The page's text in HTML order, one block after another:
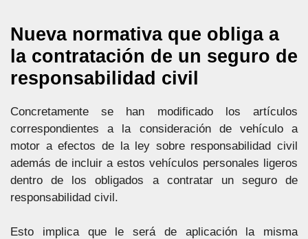
Nueva normativa que obliga a
la contratación de un seguro de
responsabilidad civil
Concretamente se han modificado los artículos
correspondientes a la consideración de vehículo a
motor a efectos de la ley sobre responsabilidad civil
además de incluir a estos vehículos personales ligeros
dentro de los obligados a contratar un seguro de
responsabilidad civil.
Esto implica que le será de aplicación la misma